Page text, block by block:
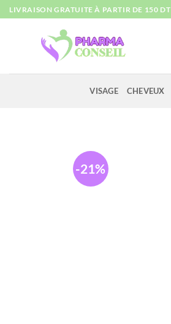
Passer
au
LIVRAISON GRATUITE À PARTIR DE 150 DT
VISAGE CHEVEUX
-21%